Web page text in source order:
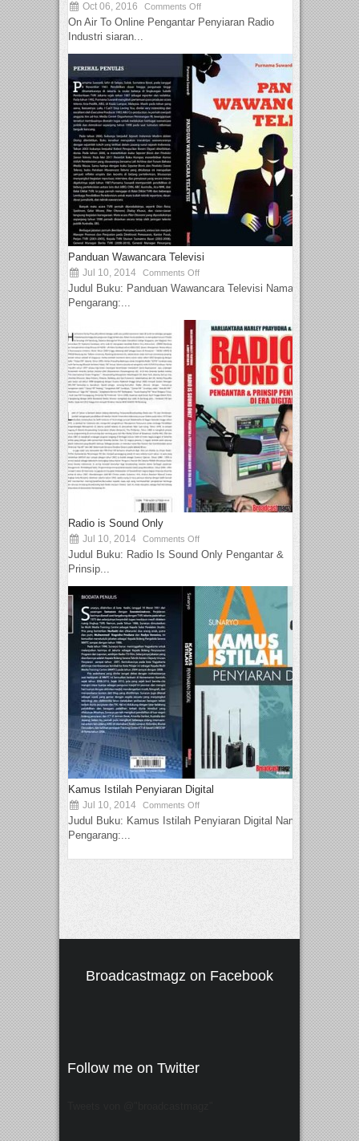
Oct 06, 2016 Comments Off
On Air To Online Pengantar Penyiaran Radio
Industri siaran...
Panduan Wawancara Televisi
Jul 10, 2014 Comments Off
Judul Buku: Panduan Wawancara Televisi Nama
Pengarang:...
Radio is Sound Only
Jul 10, 2014 Comments Off
Judul Buku: Radio Is Sound Only Pengantar &
Prinsip...
Kamus Istilah Penyiaran Digital
Jul 10, 2014 Comments Off
Judul Buku: Kamus Istilah Penyiaran Digital Nama
Pengarang:...
Broadcastmagz on Facebook
Follow me on Twitter